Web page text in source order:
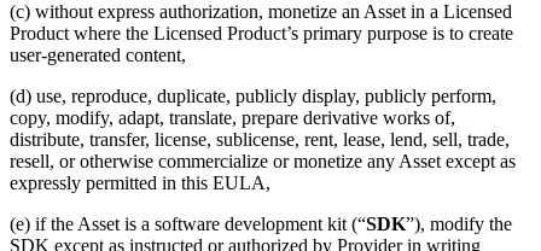
(c) without express authorization, monetize an Asset in a Licensed
Product where the Licensed Product’s primary purpose is to create
user-generated content,
(d) use, reproduce, duplicate, publicly display, publicly perform,
copy, modify, adapt, translate, prepare derivative works of,
distribute, transfer, license, sublicense, rent, lease, lend, sell, trade,
resell, or otherwise commercialize or monetize any Asset except as
expressly permitted in this EULA,
(e) if the Asset is a software development kit (“SDK”), modify the
SDK except as instructed or authorized by Provider in writing